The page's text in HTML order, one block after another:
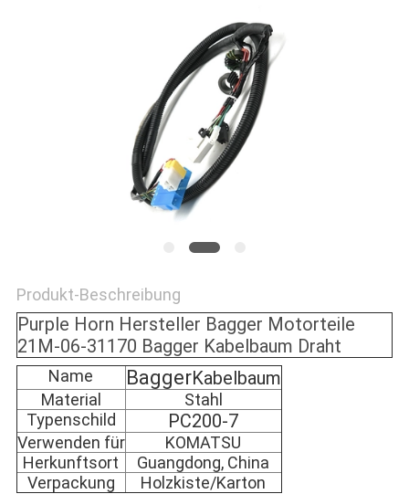
Produkt-Beschreibung
Purple Horn Hersteller Bagger Motorteile
21M-06-31170 Bagger Kabelbaum Draht
Name BaggerKabelbaum
Material
Stahl
Typenschild
PC200-7
Verwenden für
KOMATSU
Herkunftsort
Guangdong, China
Verpackung
Holzkiste/Karton